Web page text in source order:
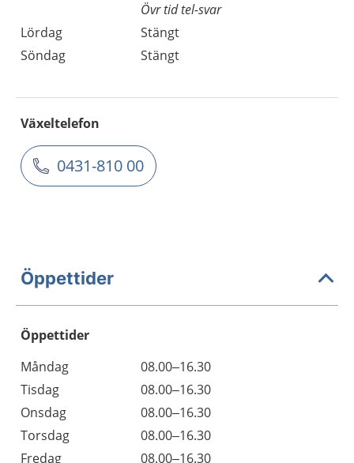
Övr tid tel-svar
Lördag
Stängt
Söndag
Stängt
Växeltelefon
0431-810 00
Öppettider
Öppettider
Dag
Öppettider
Kommentarer
Måndag
08.00–16.30
Tisdag
08.00–16.30
Onsdag
08.00–16.30
Torsdag
08.00–16.30
Fredag
08.00–16.30